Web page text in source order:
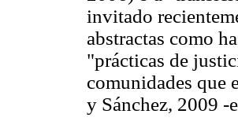
invitado
abstractas como
"prácticas de
comunidades que
y Sánchez, 2009